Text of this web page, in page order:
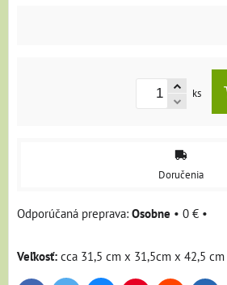
ks
Doručenia
Osobne • 0 € •
Veľkosť: cca 31,5 cm x 31,5cm x 42,5 cm